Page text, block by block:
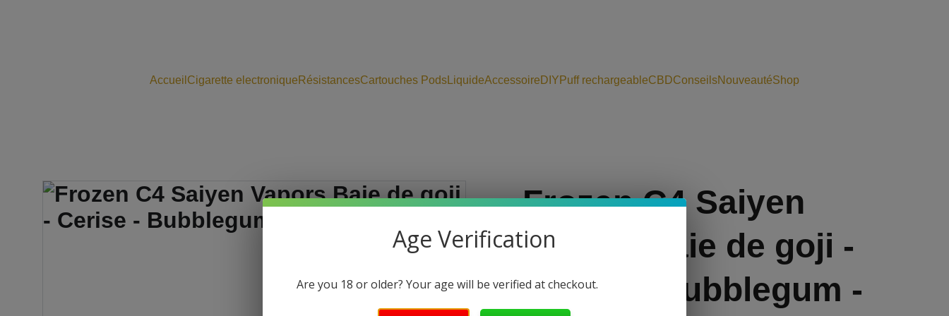
Accueil Cigarette electronique RésistancesCartouches PodsLiquideAccessoire DIY Puff rechargeableCBDConseilsNouveautéShop
Frozen C4 Saiyen
Vapors Baie de goji -
Cerise - Bubblegum -
Age Verification
Are you 18 or older? Your age will be verified at checkout.